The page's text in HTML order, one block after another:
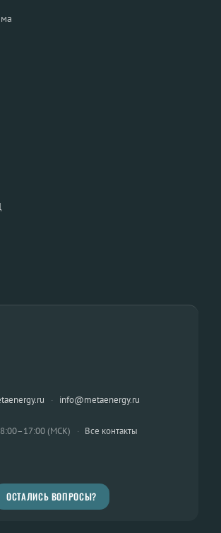
· info@metaenergy.ru
(МСК) · Все контакты
ОСТАЛИСЬ ВОПРОСЫ?